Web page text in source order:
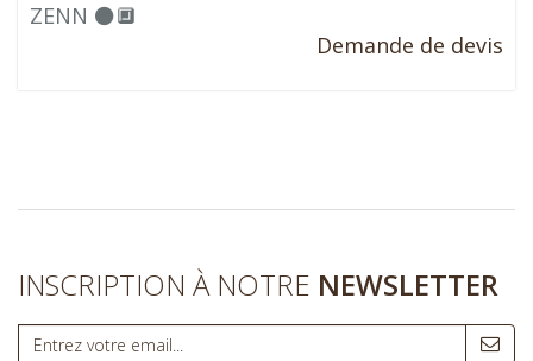
ZENN ⚫🔲
Demande de devis
INSCRIPTION À NOTRE NEWSLETTER